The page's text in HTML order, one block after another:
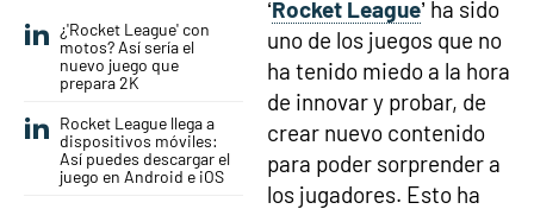
¿'Rocket League' con
motos? Así sería el
nuevo juego que
prepara 2K
Rocket League llega a
dispositivos móviles:
Así puedes descargar el
juego en Android e iOS
‘Rocket League’ ha sido
uno de los juegos que no
ha tenido miedo a la hora
de innovar y probar, de
crear nuevo contenido
para poder sorprender a
los jugadores. Esto ha